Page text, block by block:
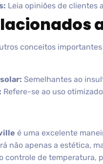
Leia opiniões de clientes
conceitos
Semelhantes ao
Refere-se ao uso
é uma excelente
não apenas a estética,
controle de temperatura,